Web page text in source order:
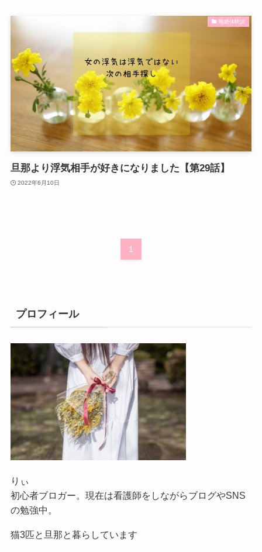
離婚体験談
旦那より浮気相手が好きになりました【第29話】
2022年6月10日
1
プロフィール
りぃ
初心者ブロガー。現在は看護師をしながらブログやSNS
の勉強中。
猫3匹と旦那と暮らしています